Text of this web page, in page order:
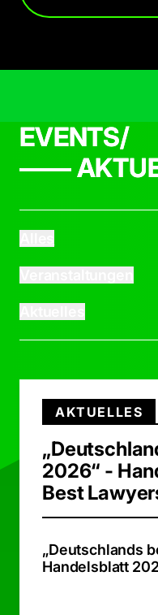
EVENTS/
——
AKTUELLES
2026“ -
Best
„Deutschlands
Handelsblatt